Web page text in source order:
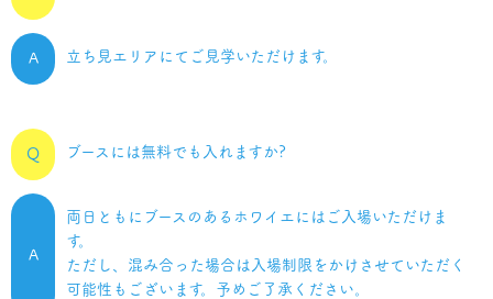
A 立ち見エリアにてご見学いただけます。
Q ブースには無料でも入れますか?
A
両日ともにブースのあるホワイエにはご入場いただけま
す。
ただし、混み合った場合は入場制限をかけさせていただく
可能性もございます。予めご了承ください。